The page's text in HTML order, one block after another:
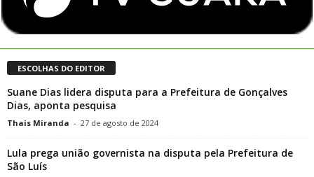
ESCOLHAS DO EDITOR
Suane Dias lidera disputa para a Prefeitura de Gonçalves
Dias, aponta pesquisa
Thais Miranda - 27 de agosto de 2024
Lula prega união governista na disputa pela Prefeitura de
São Luís